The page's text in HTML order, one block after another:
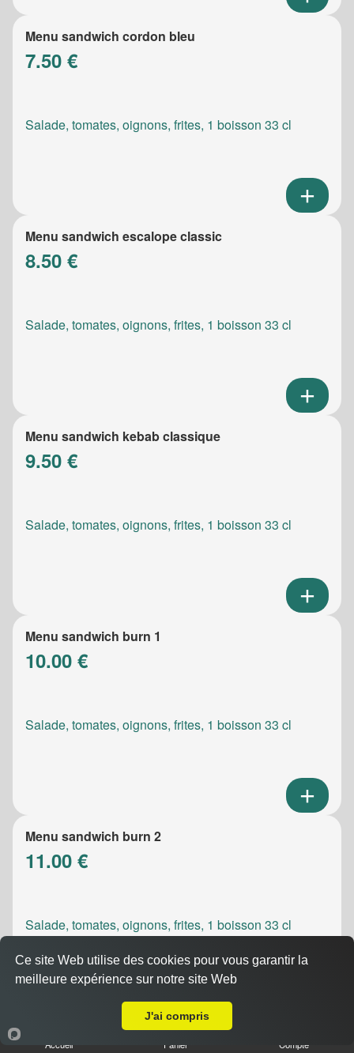
Menu sandwich cordon bleu
7.50 €
Salade, tomates, oignons, frites, 1 boisson 33 cl
Menu sandwich escalope classic
8.50 €
Salade, tomates, oignons, frites, 1 boisson 33 cl
Menu sandwich kebab classique
9.50 €
Salade, tomates, oignons, frites, 1 boisson 33 cl
Menu sandwich burn 1
10.00 €
Salade, tomates, oignons, frites, 1 boisson 33 cl
Menu sandwich burn 2
11.00 €
Salade, tomates, oignons, frites, 1 boisson 33 cl
Menu sandwich meatic
Accueil Panier Compte
Ce site Web utilise des cookies pour vous garantir la
meilleure expérience sur notre site Web
J'ai compris